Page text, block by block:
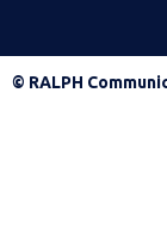
© RALPH